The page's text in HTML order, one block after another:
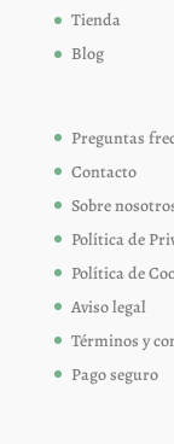
Tienda
Blog
Preguntas
Contacto
Sobre
Política de
Política de
Aviso legal
Términos y
Pago seguro